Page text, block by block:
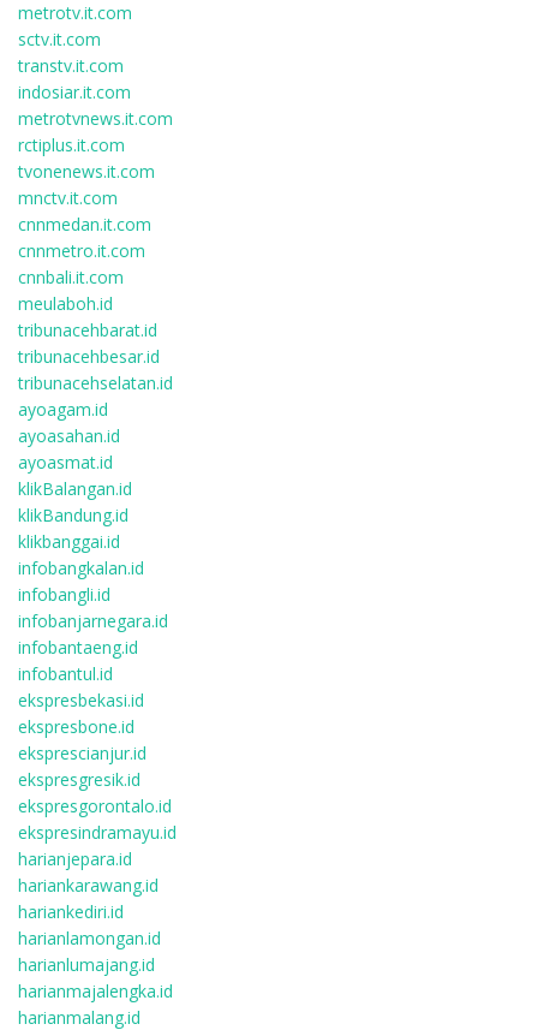
metrotv.it.com
sctv.it.com
transtv.it.com
indosiar.it.com
metrotvnews.it.com
rctiplus.it.com
tvonenews.it.com
mnctv.it.com
cnnmedan.it.com
cnnmetro.it.com
cnnbali.it.com
meulaboh.id
tribunacehbarat.id
tribunacehbesar.id
tribunacehselatan.id
ayoagam.id
ayoasahan.id
ayoasmat.id
klikBalangan.id
klikBandung.id
klikbanggai.id
infobangkalan.id
infobangli.id
infobanjarnegara.id
infobantaeng.id
infobantul.id
ekspresbekasi.id
ekspresbone.id
eksprescianjur.id
ekspresgresik.id
ekspresgorontalo.id
ekspresindramayu.id
harianjepara.id
hariankarawang.id
hariankediri.id
harianlamongan.id
harianlumajang.id
harianmajalengka.id
harianmalang.id